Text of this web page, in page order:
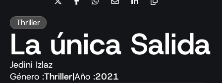
Thriller
La única Salida
Jedini Izlaz
Género :Thriller|Año :2021